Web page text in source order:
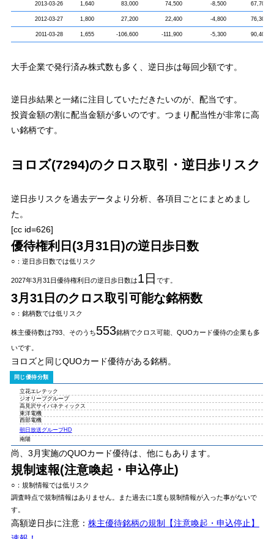
2013-03-26 1,640 83,000 74,500 -8,500 67,700
2012-03-27 1,800 27,200 22,400 -4,800 76,300
2011-03-28 1,655 -106,600 -111,900 -5,300 90,400
大手企業で発行済み株式数も多く、逆日歩は毎回少額です。
逆日歩結果と一緒に注目していただきたいのが、配当です。
投資金額の割に配当金額が多いのです。つまり配当性が非常に高
い銘柄です。
ヨロズ(7294)のクロス取引・逆日歩リスク
逆日歩リスクを過去データより分析、各項目ごとにまとめまし
た。
[cc id=626]
優待権利日(3月31日)の逆日歩日数
○：逆日歩日数では低リスク
2027年3月31日優待権利日の逆日歩日数は1日 です。
3月31日のクロス取引可能な銘柄数
○：銘柄数では低リスク
株主優待数は793、そのうち553銘柄でクロス可能、QUOカード優待の企業も多
いです。
ヨロズと同じQUOカード優待がある銘柄。
立花エレテック
ジオリーブグループ
高見沢サイバネティックス
東洋電機
西部電機
朝日放送グループHD
南陽
尚、3月実施のQUOカード優待は、他にもあります。
規制速報(注意喚起・申込停止)
○：規制情報では低リスク
調査時点で規制情報はありません。また過去に1度も規制情報が入った事がないで
す。
高額逆日歩に注意： 株主優待銘柄の規制【注意喚起・申込停止】